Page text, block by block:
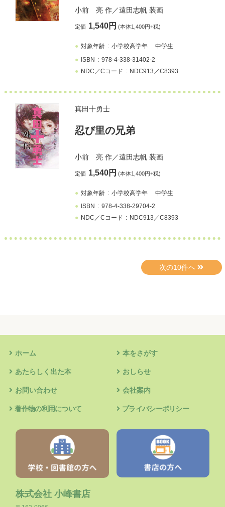
小前 亮作／遠田志帆装画
定価 1,540円 (本体1,400円+税)
対象年齢 小学校高学年
中学生
ISBN
978-4-338-31402-2
NDC／Cコード
NDC913／C8393
真田十勇士
忍び里の兄弟
小前 亮作／遠田志帆装画
定価 1,540円 (本体1,400円+税)
対象年齢 小学校高学年
中学生
ISBN
978-4-338-29704-2
NDC／Cコード
NDC913／C8393
株式会社 小峰書店
ホーム 本をさがす
あたらしく出た本 おしらせ
お問い合わせ 会社案内
著作物の利用について プライバシーポリシー